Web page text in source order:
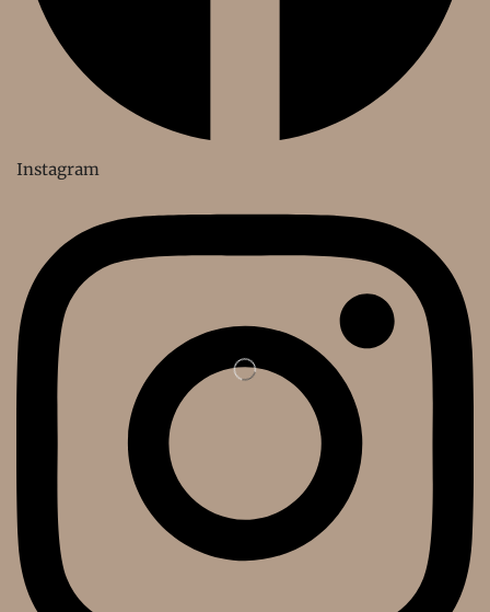
Instagram